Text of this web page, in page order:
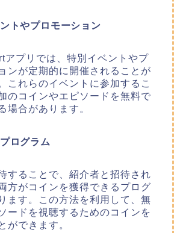
トやプロモーション
アプリでは、特別イベントやプ
ンが定期的に開催されることが
これらのイベントに参加するこ
のコインやエピソードを無料で
場合があります。
ログラム
することで、紹介者と招待され
方がコインを獲得できるプログ
ます。この方法を利用して、無
ードを視聴するためのコインを
ができます。